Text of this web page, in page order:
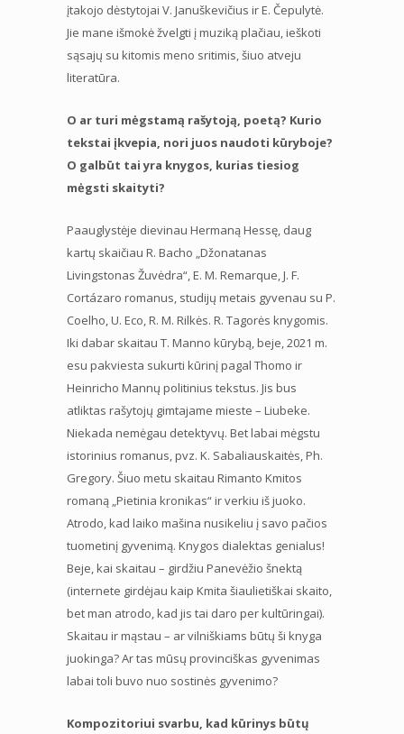
įtakojo dėstytojai V. Januškevičius ir E. Čepulytė.
Jie mane išmokė žvelgti į muziką plačiau, ieškoti
sąsajų su kitomis meno sritimis, šiuo atveju
literatūra.
O ar turi mėgstamą rašytoją, poetą? Kurio
tekstai įkvepia, nori juos naudoti kūryboje?
O galbūt tai yra knygos, kurias tiesiog
mėgsti skaityti?
Paauglystėje dievinau Hermaną Hessę, daug
kartų skaičiau R. Bacho „Džonatanas
Livingstonas Žuvėdra“, E. M. Remarque, J. F.
Cortázaro romanus, studijų metais gyvenau su P.
Coelho, U. Eco, R. M. Rilkės. R. Tagorės knygomis.
Iki dabar skaitau T. Manno kūrybą, beje, 2021 m.
esu pakviesta sukurti kūrinį pagal Thomo ir
Heinricho Mannų politinius tekstus. Jis bus
atliktas rašytojų gimtajame mieste – Liubeke.
Niekada nemėgau detektyvų. Bet labai mėgstu
istorinius romanus, pvz. K. Sabaliauskaitės, Ph.
Gregory. Šiuo metu skaitau Rimanto Kmitos
romaną „Pietinia kronikas“ ir verkiu iš juoko.
Atrodo, kad laiko mašina nusikeliu į savo pačios
tuometinį gyvenimą. Knygos dialektas genialus!
Beje, kai skaitau – girdžiu Panevėžio šnektą
(internete girdėjau kaip Kmita šiaulietiškai skaito,
bet man atrodo, kad jis tai daro per kultūringai).
Skaitau ir mąstau – ar vilniškiams būtų ši knyga
juokinga? Ar tas mūsų provinciškas gyvenimas
labai toli buvo nuo sostinės gyvenimo?
Kompozitoriui svarbu, kad kūrinys būtų